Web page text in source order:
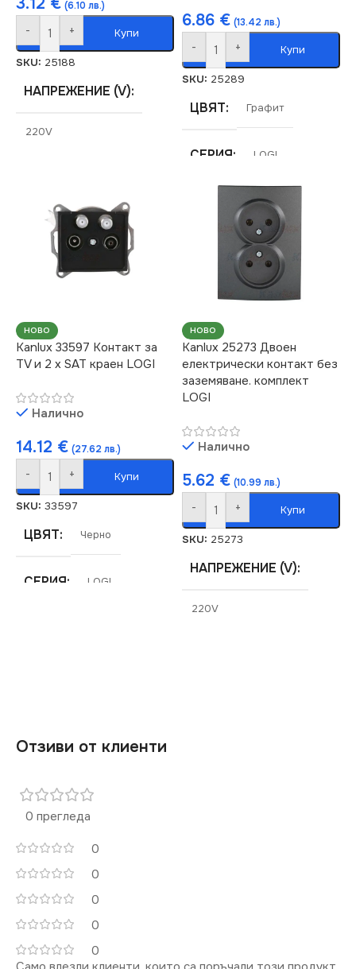
(6.10 лв.)
- + Купи
SKU: 25188
НАПРЕЖЕНИЕ (V)
220V
СТЕПЕН НА ЗАЩИТА
МАРКА KANLUX
КЛЮЧ
6.86 € (13.42 лв.)
- + Купи
SKU: 25289
ЦВЯТ Графит
СЕРИЯ LOGI
KANLUX
РОЗЕТКА
За Интернет RJ45
НОВО
Kanlux 33597 Контакт за
TV и 2 х SAT краен LOGI
Налично
14.12 € (27.62 лв.)
- + Купи
SKU: 33597
ЦВЯТ Черно
СЕРИЯ LOGI
НОВО
Kanlux 25273 Двоен
електрически контакт без
заземяване. комплект
LOGI
Налично
5.62 € (10.99 лв.)
- + Купи
SKU: 25273
НАПРЕЖЕНИЕ (V)
220V
Отзиви от клиенти
0 прегледа
0
0
0
0
0